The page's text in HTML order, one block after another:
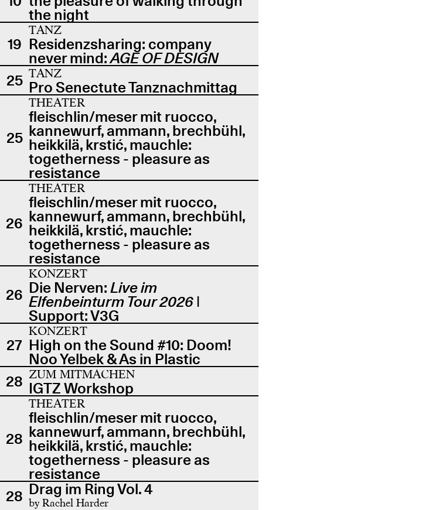
the night
19
TANZ
Residenzsharing: company
never mind:AGE OF DESIGN
25 TANZ
Pro Senectute Tanznachmittag
25
THEATER
fleischlin/meser mit ruocco,
kannewurf, ammann, brechbühl,
heikkilä, krstić, mauchle:
togetherness - pleasure as
resistance
26
THEATER
fleischlin/meser mit ruocco,
kannewurf, ammann, brechbühl,
heikkilä, krstić, mauchle:
togetherness - pleasure as
resistance
26
KONZERT
Die Nerven:Live im
Elfenbeinturm Tour 2026 |
Support: V3G
27
KONZERT
High on the Sound #10: Doom!
Noo Yelbek & As in Plastic
28 ZUM MITMACHEN
IGTZ Workshop
28
THEATER
fleischlin/meser mit ruocco,
kannewurf, ammann, brechbühl,
heikkilä, krstić, mauchle:
togetherness - pleasure as
resistance
28 Drag im Ring Vol. 4
by Rachel Harder